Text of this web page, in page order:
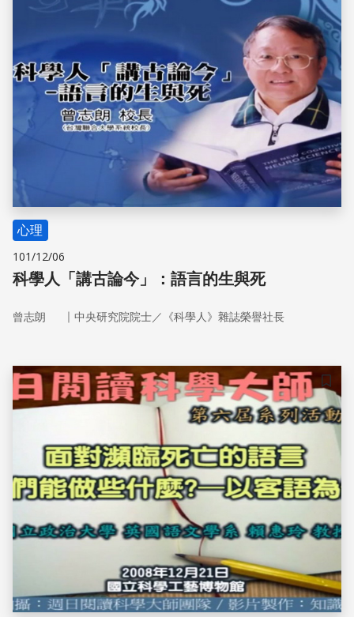
心理
101/12/06
科學人「講古論今」：語言的生與死
曾志朗 ｜ 中央研究院院士／《科學人》雜誌榮譽社長
儲存